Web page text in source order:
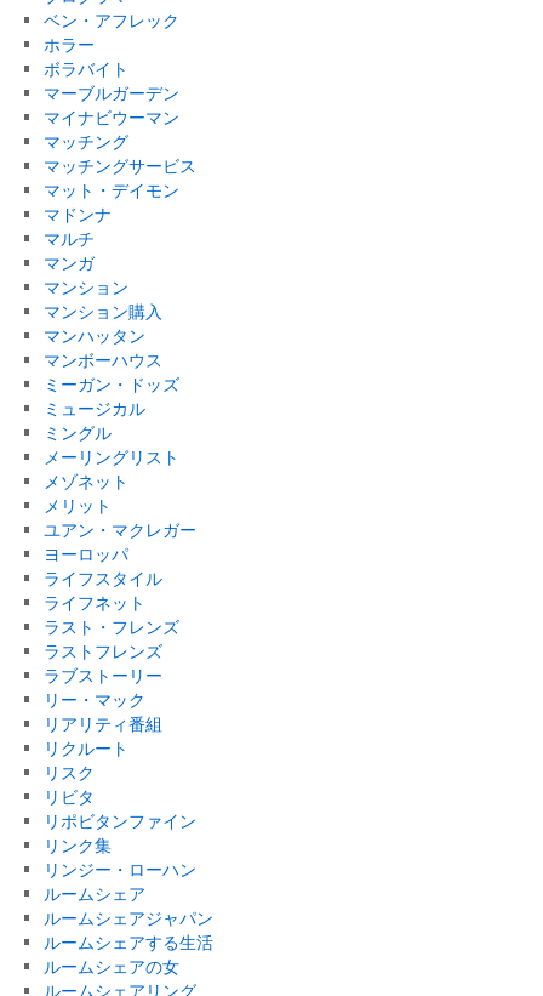
ベン・アフレック
ホラー
ボラバイト
マーブルガーデン
マイナビウーマン
マッチング
マッチングサービス
マット・デイモン
マドンナ
マルチ
マンガ
マンション
マンション購入
マンハッタン
マンボーハウス
ミーガン・ドッズ
ミュージカル
ミングル
メーリングリスト
メゾネット
メリット
ユアン・マクレガー
ヨーロッパ
ライフスタイル
ライフネット
ラスト・フレンズ
ラストフレンズ
ラブストーリー
リー・マック
リアリティ番組
リクルート
リスク
リビタ
リポビタンファイン
リンク集
リンジー・ローハン
ルームシェア
ルームシェアジャパン
ルームシェアする生活
ルームシェアの女
ルームシェアリング